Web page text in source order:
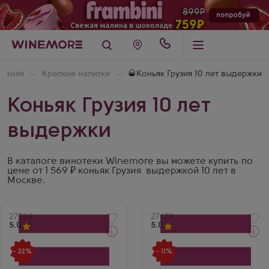
Крепкие напитки 🥃Коньяк Грузия 10 лет выдержки
Коньяк Грузия 10 лет
выдержки
В каталоге винотеки Winemore вы можете купить по
цене от 1 569 ₽ коньяк Грузия выдержкой 10 лет в
Москве.
Артикул
27924
5.0
- 22%
Через 1-2 дня
Коньяк
Сараджишвили ХО в
Артикул
27679
5.0
- 11%
Через 1-2 дня
Коньяк
Сараджишвили ХО в